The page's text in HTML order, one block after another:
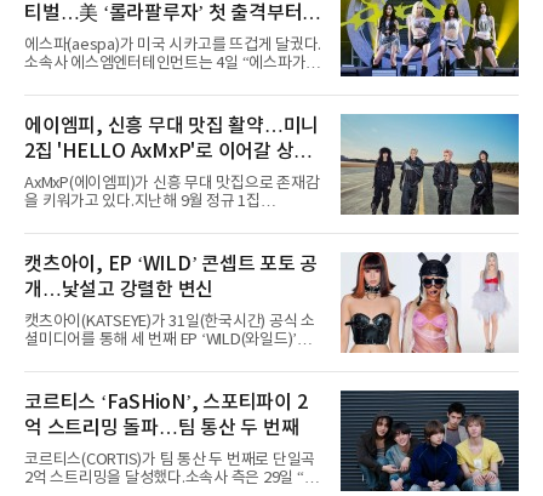
티벌…美 ‘롤라팔루자’ 첫 출격부터
증명한 존재감
에스파(aespa)가 미국 시카고를 뜨겁게 달궜다.
소속사 에스엠엔터테인먼트는 4일 “에스파가
서 열린 ‘롤라팔루자 시카고’(Lollapalooza
Chicago)의 알리안츠 스테이지에 올랐다”며
“총 14곡으로 구성된 세트리스트를 선사, 데뷔 7
년 차다운 노련한 무대 매너와 파워풀한 에너지
로 현장의 분위기를 압도했다”고 밝혔다.1991
년 시작된 ‘롤라팔루자’는 8개 스테이지, 170여
팀의 아티스트와 40만 명 이상의 관객이 운집하
코르티스 등 K팝 스타들이 출연진 명단에 이름
을 올렸다.이날 에스파는
에이엠피, 신흥 무대 맛집 활약…미니
2집 'HELLO AxMxP'로 이어갈 상승
세
AxMxP(에이엠피)가 신흥 무대 맛집으로 존재감
을 키워가고 있다.지난해 9월 정규 1집
AxMxP는 데뷔 전부터 버스킹과 각종 페스티벌,
공연 무대에 오르며 실전 경험을 쌓아왔다.이들
은 소속사 패밀리 콘서트를 비롯해 '뷰티풀 민트
라이프 2025', '2025 부산국제록페스티벌' 등 대
형 무대에 잇달아 출연해 당찬 에너지와 풋풋한
매력으로 음악팬들의 눈도장을 찍었다.이후
AxMxP는 '카운트다운 판타지 2025-2026',
정적인 실력을 입증했고, 올해 '2026 어썸뮤직
페스티벌', '뷰티풀 민트 라이프 2026', '2026
캣츠아이, EP ‘WILD’ 콘셉트 포토 공
개…낯설고 강렬한 변신
캣츠아이(KATSEYE)가 31일(한국시간) 공식 소
셜미디어를 통해 세 번째 EP ‘WILD(와일드)’의
heart(와일드 하트)’라는 제목이 붙은 콘셉트 포
토에는 멤버들의 본능적이고 야성적인 면모가
강렬하게 담겼다. 짙은 아이섀도와 푸른빛·금빛·
붉은빛의 컬러 렌즈가 비현실적인 분위기를 자
아내고, 여러 원색이 불규칙하게 뒤섞인 멀티컬
러 헤어와 과감한 블루·블랙 립 메이크업이 낯설
고도 매혹적인 비주얼을 완성했다.스타일링 역
코르티스 ‘FaSHioN’, 스포티파이 2
억 스트리밍 돌파…팀 통산 두 번째
코르티스(CORTIS)가 팀 통산 두 번째로 단일곡
2억 스트리밍을 달성했다.소속사 측은 29일 “코